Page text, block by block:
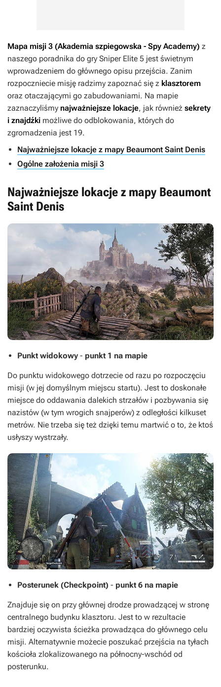
Mapa misji 3 (Akademia szpiegowska - Spy Academy) z
naszego poradnika do gry Sniper Elite 5 jest świetnym
wprowadzeniem do głównego opisu przejścia. Zanim
rozpoczniecie misję radzimy zapoznać się z klasztorem
oraz otaczającymi go zabudowaniami. Na mapie
zaznaczyliśmy najważniejsze lokacje, jak również sekrety
i znajdźki możliwe do odblokowania, których do
zgromadzenia jest 19.
Najważniejsze lokacje z mapy Beaumont Saint Denis
Ogólne założenia misji 3
Najważniejsze lokacje z mapy Beaumont
Saint Denis
Punkt widokowy - punkt 1 na mapie
Do punktu widokowego dotrzecie od razu po rozpoczęciu
misji (w jej domyślnym miejscu startu). Jest to doskonałe
miejsce do oddawania dalekich strzałów i pozbywania się
nazistów (w tym wrogich snajperów) z odległości kilkuset
metrów. Nie trzeba się też dzięki temu martwić o to, że ktoś
usłyszy wystrzały.
Posterunek (Checkpoint) - punkt 6 na mapie
Znajduje się on przy głównej drodze prowadzącej w stronę
centralnego budynku klasztoru. Jest to w rezultacie
bardziej oczywista ścieżka prowadząca do głównego celu
misji. Alternatywnie możecie poszukać przejścia na tyłach
kościoła zlokalizowanego na północny-wschód od
posterunku.